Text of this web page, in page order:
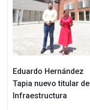
Eduardo Hernández
Tapia nuevo titular de
Infraestructura